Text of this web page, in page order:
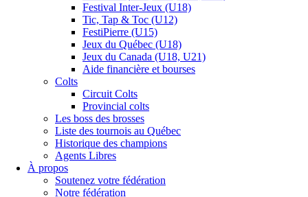
Festival Inter-Jeux (U18)
Tic, Tap & Toc (U12)
FestiPierre (U15)
Jeux du Québec (U18)
Jeux du Canada (U18, U21)
Aide financière et bourses
Colts
Circuit Colts
Provincial colts
Les boss des brosses
Liste des tournois au Québec
Historique des champions
Agents Libres
À propos
Soutenez votre fédération
Notre fédération